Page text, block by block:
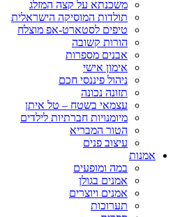
משכנתא על קצה המזלג
תולדות המוסיקה הישראלית
טיפים לסטארט-אפ מוצלח
הורות קשובה
אבנים מספרות
אימון אישי
ניהול פיננסי חכם
תזונה נכונה
עצמאי בשטח – טל איתן
מיומנויות חברתיות לילדים
הטור המבריא
עיצוב פנים
אמנות
במה ומופעים
אמנים בגולן
אמנים ויוצרים
תערוכות